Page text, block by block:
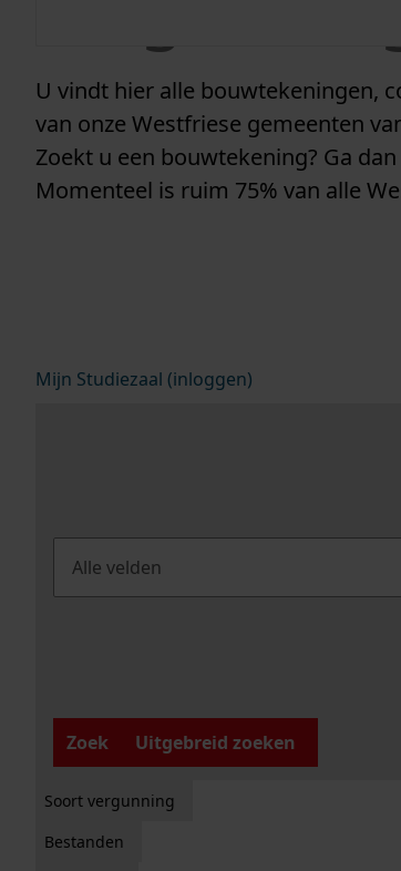
U vindt hier alle bouwtekeningen,
van onze Westfriese gemeenten
Zoekt u een bouwtekening? Ga
Momenteel is ruim 75% van alle
Mijn Studiezaal (inloggen)
Zoek
Uitgebreid zoeken
Soort vergunning
Bestanden